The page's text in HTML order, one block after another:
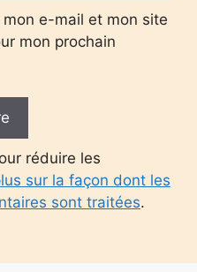
e-mail et mon site
mon prochain
réduire les
sur la façon dont les
sont traitées.